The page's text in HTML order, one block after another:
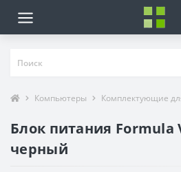
Компьютеры Комплектующие
Блок питания Formula
черный